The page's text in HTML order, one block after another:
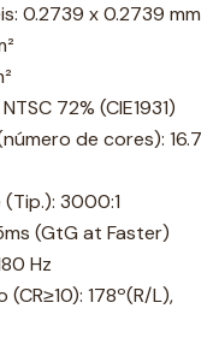
0.2739 x 0.2739 mm
72% (CIE1931)
de cores): 16.7
3000:1
(GtG at Faster)
Hz
178º(R/L),